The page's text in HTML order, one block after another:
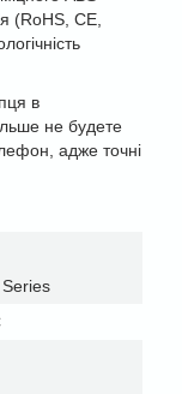
(RoHS, CE,
в
не будете
адже точні